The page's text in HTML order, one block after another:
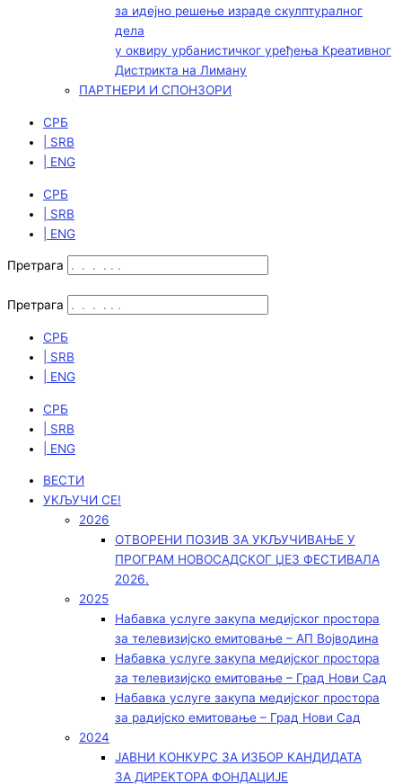
за идејно решење израде скулптуралног
дела
у оквиру урбанистичког уређења Креативног
Дистрикта на Лиману
ПАРТНЕРИ И СПОНЗОРИ
СРБ
| SRB
| ENG
СРБ
| SRB
| ENG
Претрага
Претрага
СРБ
| SRB
| ENG
СРБ
| SRB
| ENG
ВЕСТИ
УКЉУЧИ СЕ!
2026
ОТВОРЕНИ ПОЗИВ ЗА УКЉУЧИВАЊЕ У
ПРОГРАМ НОВОСАДСКОГ ЏЕЗ ФЕСТИВАЛА
2026.
2025
Набавка услуге закупа медијског простора
за телевизијско емитовање – АП Војводинa
Набавка услуге закупа медијског простора
за телевизијско емитовање – Град Нови Сад
Набавка услуге закупа медијског простора
за радијско емитовање – Град Нови Сад
2024
ЈАВНИ КОНКУРС ЗА ИЗБОР КАНДИДАТА
ЗА ДИРЕКТОРА ФОНДАЦИЈЕ